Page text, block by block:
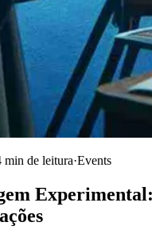
min de leitura·Events